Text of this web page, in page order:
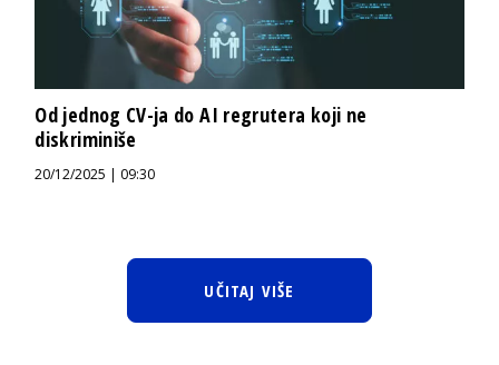
Od jednog CV-ja do AI regrutera koji ne
diskriminiše
20/12/2025 | 09:30
UČITAJ VIŠE